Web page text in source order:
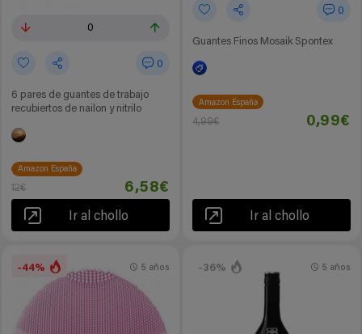
0
0
6 pares de guantes de trabajo
recubiertos de nailon y nitrilo
Amazon España
12€ 6,58€
Ir al chollo
0
Guantes Finos Mosaik Spontex
Amazon España
4,99€ 0,99€
Ir al chollo
-44% 5 años -36% 5 años